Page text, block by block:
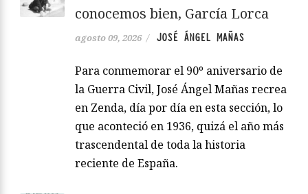
conocemos bien, García Lorca
agosto 09, 2026 / JOSÉ ÁNGEL MAÑAS
Para conmemorar el 90º aniversario de
la Guerra Civil, José Ángel Mañas recrea
en Zenda, día por día en esta sección, lo
que aconteció en 1936, quizá el año más
trascendental de toda la historia
reciente de España.